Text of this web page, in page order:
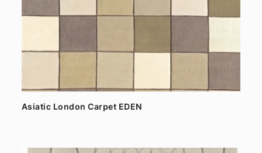
Asiatic London Carpet EDEN